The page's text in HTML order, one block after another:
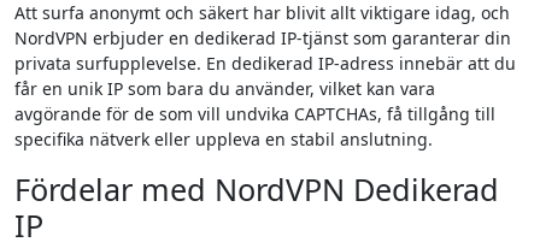
Att surfa anonymt och säkert har blivit allt viktigare idag, och
NordVPN erbjuder en dedikerad IP-tjänst som garanterar din
privata surfupplevelse. En dedikerad IP-adress innebär att du
får en unik IP som bara du använder, vilket kan vara
avgörande för de som vill undvika CAPTCHAs, få tillgång till
specifika nätverk eller uppleva en stabil anslutning.
Fördelar med NordVPN Dedikerad
IP